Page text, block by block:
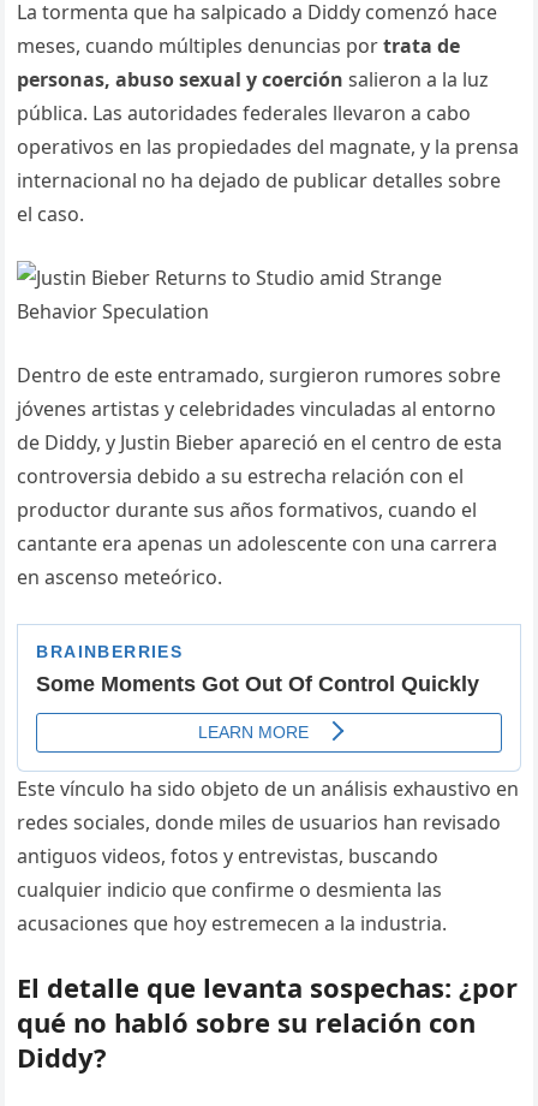
La tormenta que ha salpicado a Diddy comenzó hace
meses, cuando múltiples denuncias portrata de
personas, abuso sexual y coerción salieron a la luz
pública. Las autoridades federales llevaron a cabo
operativos en las propiedades del magnate, y la prensa
internacional no ha dejado de publicar detalles sobre
el caso.
Dentro de este entramado, surgieron rumores sobre
jóvenes artistas y celebridades vinculadas al entorno
de Diddy, y Justin Bieber apareció en el centro de esta
controversia debido a su estrecha relación con el
productor durante sus años formativos, cuando el
cantante era apenas un adolescente con una carrera
en ascenso meteórico.
Este vínculo ha sido objeto de un análisis exhaustivo en
redes sociales, donde miles de usuarios han revisado
antiguos videos, fotos y entrevistas, buscando
cualquier indicio que confirme o desmienta las
acusaciones que hoy estremecen a la industria.
El detalle que levanta sospechas: ¿por
qué no habló sobre su relación con
Diddy?